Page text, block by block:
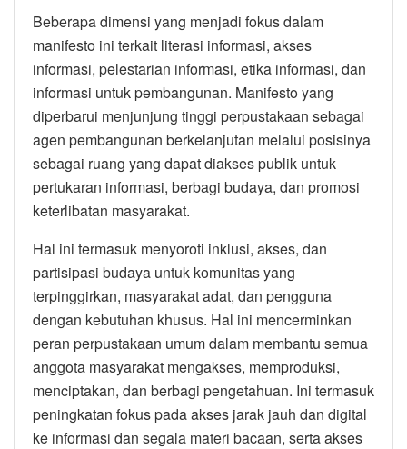
Beberapa dimensi yang menjadi fokus dalam
manifesto ini terkait literasi informasi, akses
informasi, pelestarian informasi, etika informasi, dan
informasi untuk pembangunan. Manifesto yang
diperbarui menjunjung tinggi perpustakaan sebagai
agen pembangunan berkelanjutan melalui posisinya
sebagai ruang yang dapat diakses publik untuk
pertukaran informasi, berbagi budaya, dan promosi
keterlibatan masyarakat.
Hal ini termasuk menyoroti inklusi, akses, dan
partisipasi budaya untuk komunitas yang
terpinggirkan, masyarakat adat, dan pengguna
dengan kebutuhan khusus. Hal ini mencerminkan
peran perpustakaan umum dalam membantu semua
anggota masyarakat mengakses, memproduksi,
menciptakan, dan berbagi pengetahuan. Ini termasuk
peningkatan fokus pada akses jarak jauh dan digital
ke informasi dan segala materi bacaan, serta akses